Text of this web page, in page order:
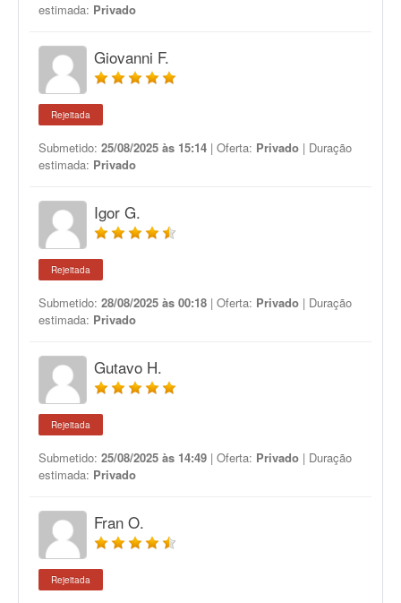
estimada: Privado
Giovanni F.
Rejeitada
Submetido: 25/08/2025 às 15:14 | Oferta: Privado | Duração
estimada: Privado
Igor G.
Rejeitada
Submetido: 28/08/2025 às 00:18 | Oferta: Privado | Duração
estimada: Privado
Gutavo H.
Rejeitada
Submetido: 25/08/2025 às 14:49 | Oferta: Privado | Duração
estimada: Privado
Fran O.
Rejeitada